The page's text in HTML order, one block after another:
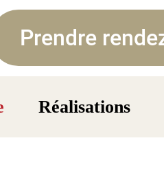
Prendre
Réalisations